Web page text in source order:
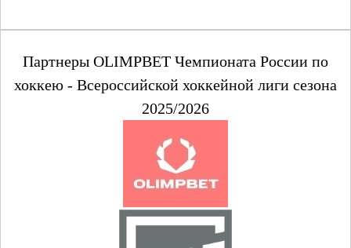
Партнеры OLIMPBET Чемпионата России по
хоккею - Всероссийской хоккейной лиги сезона
2025/2026